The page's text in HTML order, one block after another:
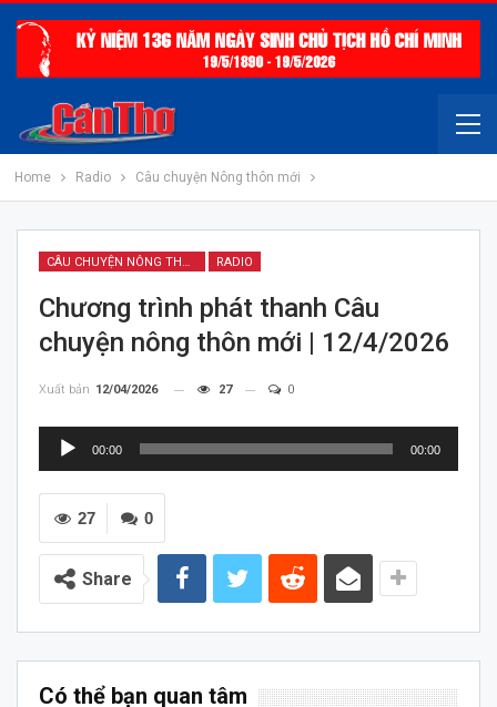
Home Radio Câu chuyện Nông thôn mới
CÂU CHUYỆN NÔNG THÔN MỚI RADIO
Chương trình phát thanh Câu
chuyện nông thôn mới | 12/4/2026
Xuất bản 12/04/2026 27 0
Trình
Audio
00:00 00:00
0
27
Share
Có thể bạn quan tâm